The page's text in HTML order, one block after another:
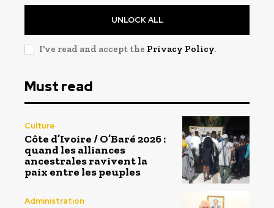
UNLOCK ALL
I've read and accept the Privacy Policy.
Must read
Culture
Côte d’Ivoire / O’Baré 2026 :
quand les alliances
ancestrales ravivent la
paix entre les peuples
Administration